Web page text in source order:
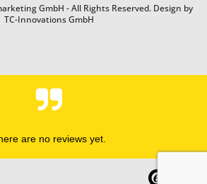
GmbH - All Rights Reserved. Design by
TC-Innovations GmbH
are no reviews yet.